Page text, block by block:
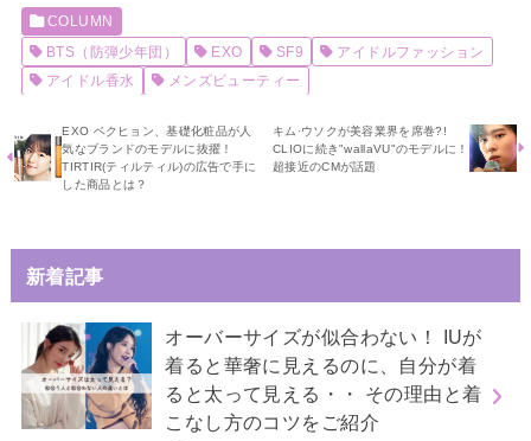
COLUMN
BTS（防弾少年団）
EXO SF9
アイドルファッション
アイドル香水
メンズビューティー
EXO ベクヒョン、基礎化粧品が人
気なブランドのモデルに抜擢！
TIRTIR(ティルティル)の広告で手に
した商品とは？
キム·ウソクが美容業界を席巻?!
CLIOに続き"wallaVU"のモデルに！
超接近のCMが話題
新着記事
オーバーサイズが似合わない！ IUが
着ると華奢に見えるのに、自分が着
ると太って見える・・ その理由と着
こなし方のコツをご紹介